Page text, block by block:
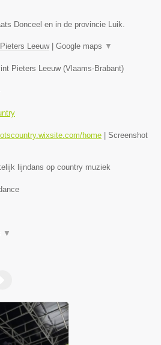
Donceel en in de provincie Luik.
Leeuw| Google maps ▼
Pieters Leeuw(Vlaams-Brabant)
home | Screenshot
lijndans op country muziek
▼